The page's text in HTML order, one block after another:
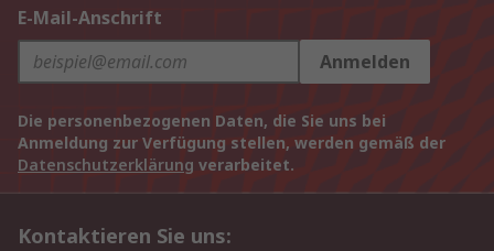
E-Mail-Anschrift
Anmelden
Die personenbezogenen Daten, die Sie uns bei
Anmeldung zur Verfügung stellen, werden gemäß der
Datenschutzerklärung verarbeitet.
Kontaktieren Sie uns: